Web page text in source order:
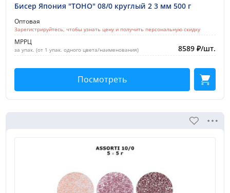
Бисер Япония "TOHO" 08/0 круглый 2 3 мм 500 г
Оптовая
Зарегистрируйтесь, чтобы узнать цену и получить персональную скидку
МРРЦ
за упак. (от 1 упак. одного цвета/наименования) 8589 ₽/шт.
Посмотреть